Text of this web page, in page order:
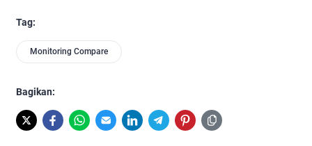
Tag:
Monitoring Compare
Bagikan: